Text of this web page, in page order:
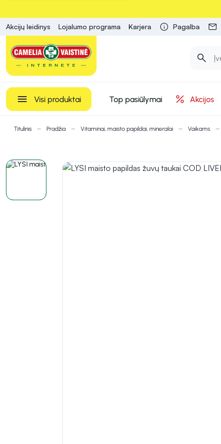
Akcijų leidinys Lojalumo programa Karjera Pagalba
Visi produktai Top pasiūlymai Akcijos
Titulinis Pradžia Vitaminai, maisto papildai, mineralai Vaikams